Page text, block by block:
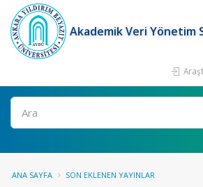
Akademik Veri Yönetim
Ara
ANA SAYFA SON EKLENEN YAYINLAR